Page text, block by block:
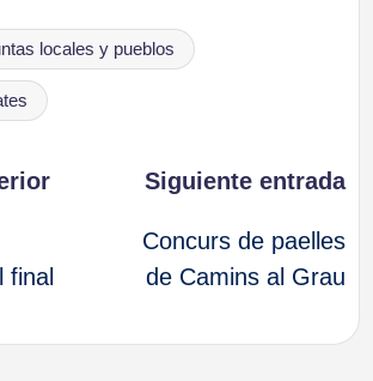
locales y pueblos
final
Siguiente entrada
Concurs de paelles
de Camins al Grau